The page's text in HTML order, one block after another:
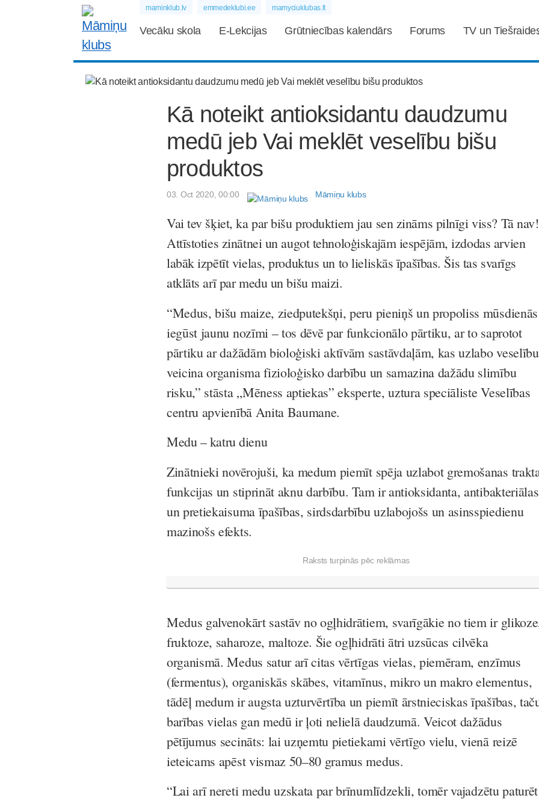
maminklub.lv emmedeklubi.ee mamyciuklubas.lt
Vecāku skola E-Lekcijas Grūtniecības kalendārs Forums TV un
Kā noteikt antioksidantu daudzumu
medū jeb Vai meklēt veselību bišu
produktos
03. Oct 2020, 00:00 Māmiņu klubs
Vai tev šķiet, ka par bišu produktiem jau sen zināms pilnīgi viss? Tā nav!
Attīstoties zinātnei un augot tehnoloģiskajām iespējām, izdodas arvien
labāk izpētīt vielas, produktus un to lieliskās īpašības. Šis tas svarīgs
atklāts arī par medu un bišu maizi.
“Medus, bišu maize, ziedputekšņi, peru pieniņš un propoliss mūsdienās
iegūst jaunu nozīmi – tos dēvē par funkcionālo pārtiku, ar to saprotot
pārtiku ar dažādām bioloģiski aktīvām sastāvdaļām, kas uzlabo
veicina organisma fizioloģisko darbību un samazina dažādu slimību
risku,” stāsta „Mēness aptiekas” eksperte, uztura speciāliste Veselības
centru apvienībā Anita Baumane.
Medu – katru dienu
Zinātnieki novērojuši, ka medum piemīt spēja uzlabot gremošanas
funkcijas un stiprināt aknu darbību. Tam ir antioksidanta, antibakteriālas
un pretiekaisuma īpašības, sirdsdarbību uzlabojošs un asinsspiedienu
mazinošs efekts.
Raksts turpinās pēc reklāmas
Medus galvenokārt sastāv no ogļhidrātiem, svarīgākie no tiem ir
fruktoze, saharoze, maltoze. Šie ogļhidrāti ātri uzsūcas cilvēka
organismā. Medus satur arī citas vērtīgas vielas, piemēram, enzīmus
(fermentus), organiskās skābes, vitamīnus, mikro un makro elementus,
tādēļ medum ir augsta uzturvērtība un piemīt ārstnieciskas īpašības,
barības vielas gan medū ir ļoti nelielā daudzumā. Veicot dažādus
pētījumus secināts: lai uzņemtu pietiekami vērtīgo vielu, vienā reizē
ieteicams apēst vismaz 50–80 gramus medus.
“Lai arī nereti medu uzskata parbrīnumlīdzekli, tomēr vajadzētu paturēt